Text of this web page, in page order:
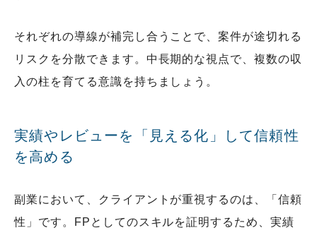
それぞれの導線が補完し合うことで、案件が途切れる
リスクを分散できます。中長期的な視点で、複数の収
入の柱を育てる意識を持ちましょう。
実績やレビューを「見える化」して信頼性
を高める
副業において、クライアントが重視するのは、「信頼
性」です。FPとしてのスキルを証明するため、実績